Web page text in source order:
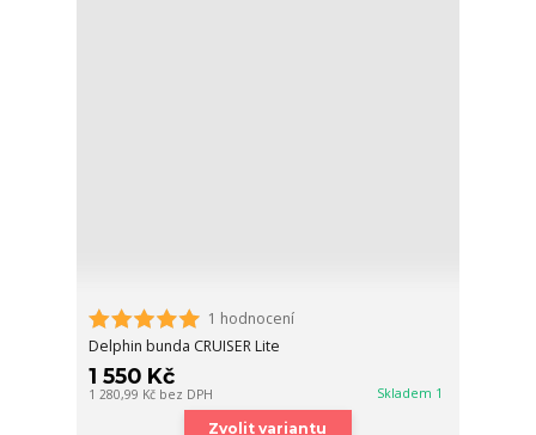
1 hodnocení
Delphin bunda CRUISER Lite
1 550 Kč
1 280,99 Kč bez DPH Skladem 1
Zvolit variantu